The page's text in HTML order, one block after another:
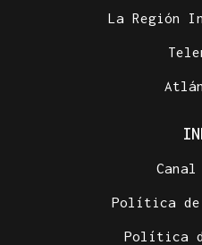
La Región
Política de
Política